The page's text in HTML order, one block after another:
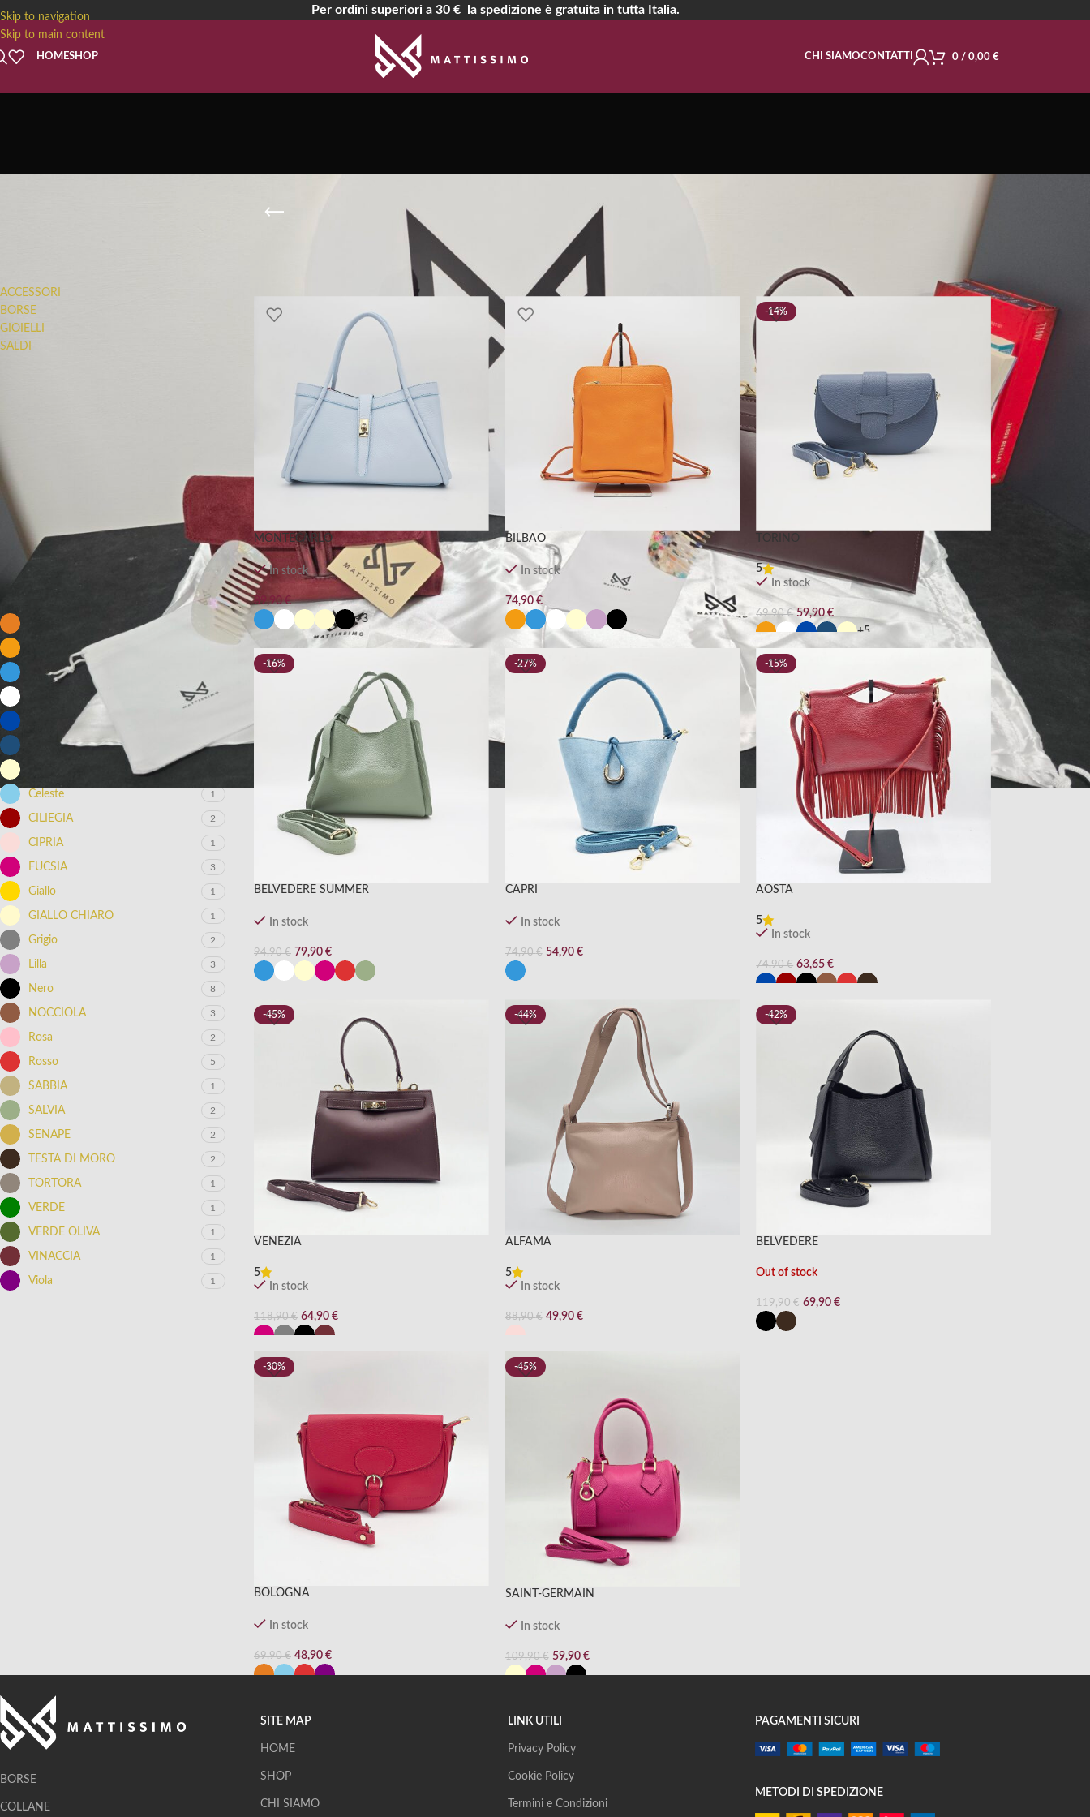
Skip to navigation
Skip to main content
Per ordini superiori a 30 € la spedizione è gratuita in tutta Italia.
HOMESHOP CHI SIAMOCONTATTI 0 / 0,00 €
BORSE MEDIE
ACCESSORI
BORSE
GIOIELLI
SALDI
FILTRA PER COLORE
2
ARANCIONE
AZZURRO
4
BLU DENIM 1
Celeste 1
CILIEGIA 2
CIPRIA 1
FUCSIA 3
Giallo 1
GIALLO CHIARO 1
Grigio 2
Lilla 3
Nero 8
NOCCIOLA 3
Rosa 2
Rosso 5
SABBIA 1
SALVIA 2
SENAPE 2
TESTA DI MORO 2
TORTORA 1
VERDE 1
VERDE OLIVA 1
VINACCIA 1
Viola 1
MONTECARLO
In stock
89,90€
+3
BILBAO
In stock
74,90 €
-14%
TORINO
5
In stock
69,90€ 59,90€
+5
-16%
BELVEDERE SUMMER
In stock
94,90€ 79,90 €
-27%
CAPRI
In stock
74,90€ 54,90 €
-15%
AOSTA
5
In stock
74,90€ 63,65€
-45%
VENEZIA
5
In stock
118,90€ 64,90 €
-44%
ALFAMA
5
In stock
88,90€ 49,90 €
-42%
BELVEDERE
Out of stock
119,90€ 69,90€
-30%
BOLOGNA
In stock
69,90€ 48,90 €
-45%
SAINT-GERMAIN
In stock
109,90€ 59,90 €
BORSE
COLLANE
SITE MAP
HOME
SHOP
CHI SIAMO
LINK UTILI
Privacy Policy
Cookie Policy
Termini e Condizioni
PAGAMENTI SICURI
METODI DI SPEDIZIONE